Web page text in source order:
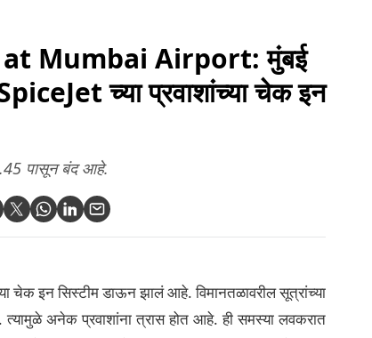
चर्चाMumbai Airport: मुंबई
च्या प्रवाशांच्या चेक इन
पासून बंद आहे.
चेक इन सिस्टीम डाऊन झालं आहे. विमानतळावरील सूत्रांच्या
अनेक प्रवाशांना त्रास होत आहे. ही समस्या लवकरात